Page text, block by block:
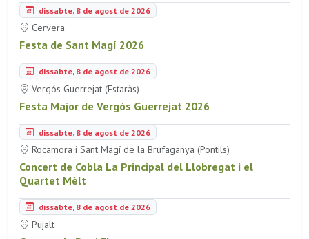
dissabte, 8 de agost de 2026
Cervera
Festa de Sant Magí 2026
dissabte, 8 de agost de 2026
Vergós Guerrejat (Estaràs)
Festa Major de Vergós Guerrejat 2026
dissabte, 8 de agost de 2026
Rocamora i Sant Magí de la Brufaganya (Pontils)
Concert de Cobla La Principal del Llobregat i el
Quartet Mèlt
dissabte, 8 de agost de 2026
Pujalt